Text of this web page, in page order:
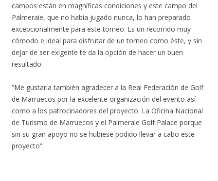
campos están en magníficas condiciones y este campo del
Palmeraie, que no había jugado nunca, lo han preparado
excepcionalmente para este torneo. Es un recorrido muy
cómodo e ideal para disfrutar de un torneo como éste, y sin
dejar de ser exigente te da la opción de hacer un buen
resultado.
“Me gustaría también agradecer a la Real Federación de Golf
de Marruecos por la excelente organización del evento así
como a los patrocinadores del proyecto: La Oficina Nacional
de Turismo de Marruecos y el Palmeraie Golf Palace porque
sin su gran apoyo no se hubiese podido llevar a cabo este
proyecto”.